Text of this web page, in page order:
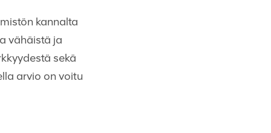
kannalta
vähäistä ja
sekä
arvio on voitu